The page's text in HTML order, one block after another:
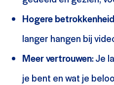
Hogere betrokkenheid
langer hangen bij
Meer vertrouwen: Je
je bent en wat je